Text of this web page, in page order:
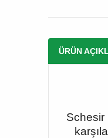
ÜRÜN
Schesir